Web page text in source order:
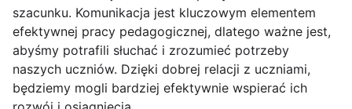
szacunku. Komunikacja jest kluczowym elementem
efektywnej pracy pedagogicznej, dlatego ważne jest,
abyśmy potrafili słuchać i zrozumieć potrzeby
naszych uczniów. Dzięki dobrej relacji z uczniami,
będziemy mogli bardziej efektywnie wspierać ich